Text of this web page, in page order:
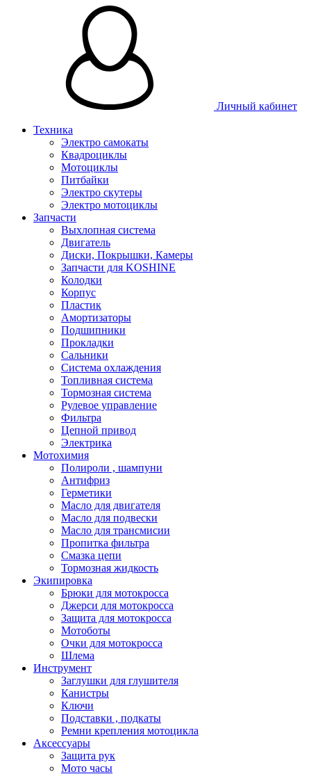
Личный кабинет
Техника
Электро самокаты
Квадроциклы
Мотоциклы
Питбайки
Электро скутеры
Электро мотоциклы
Запчасти
Выхлопная система
Двигатель
Диски, Покрышки, Камеры
Запчасти для KOSHINE
Колодки
Корпус
Пластик
Амортизаторы
Подшипники
Прокладки
Сальники
Система охлаждения
Топливная система
Тормозная система
Рулевое управление
Фильтра
Цепной привод
Электрика
Мотохимия
Полироли , шампуни
Антифриз
Герметики
Масло для двигателя
Масло для подвески
Масло для трансмисии
Пропитка фильтра
Смазка цепи
Тормозная жидкость
Экипировка
Брюки для мотокросса
Джерси для мотокросса
Защита для мотокросса
Мотоботы
Очки для мотокросса
Шлема
Инструмент
Заглушки для глушителя
Канистры
Ключи
Подставки , подкаты
Ремни крепления мотоцикла
Аксессуары
Защита рук
Мото часы